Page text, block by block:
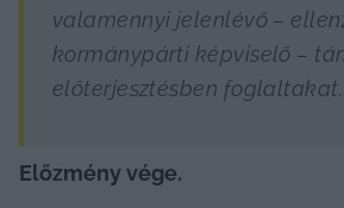
valamennyi jelenlévő –
kormánypárti képviselő –
előterjesztésben foglaltakat.
Előzmény vége.